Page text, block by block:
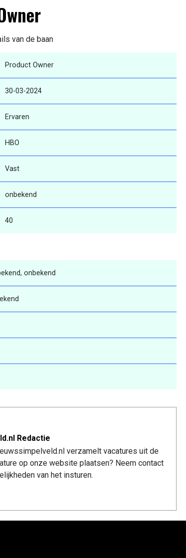
van de baan
Product Owner
30-03-2024
Ervaren
HBO
Vast
onbekend
40
onbekend
Redactie
verzamelt vacatures uit de
op onze website plaatsen? Neem contact
van het insturen.